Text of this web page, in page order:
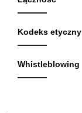
Kodeks etyczny
Whistleblowing